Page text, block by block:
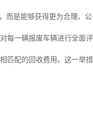
而是能够获得更为合理、公
每一辆报废车辆进行全面
匹配的回收费用。这一举